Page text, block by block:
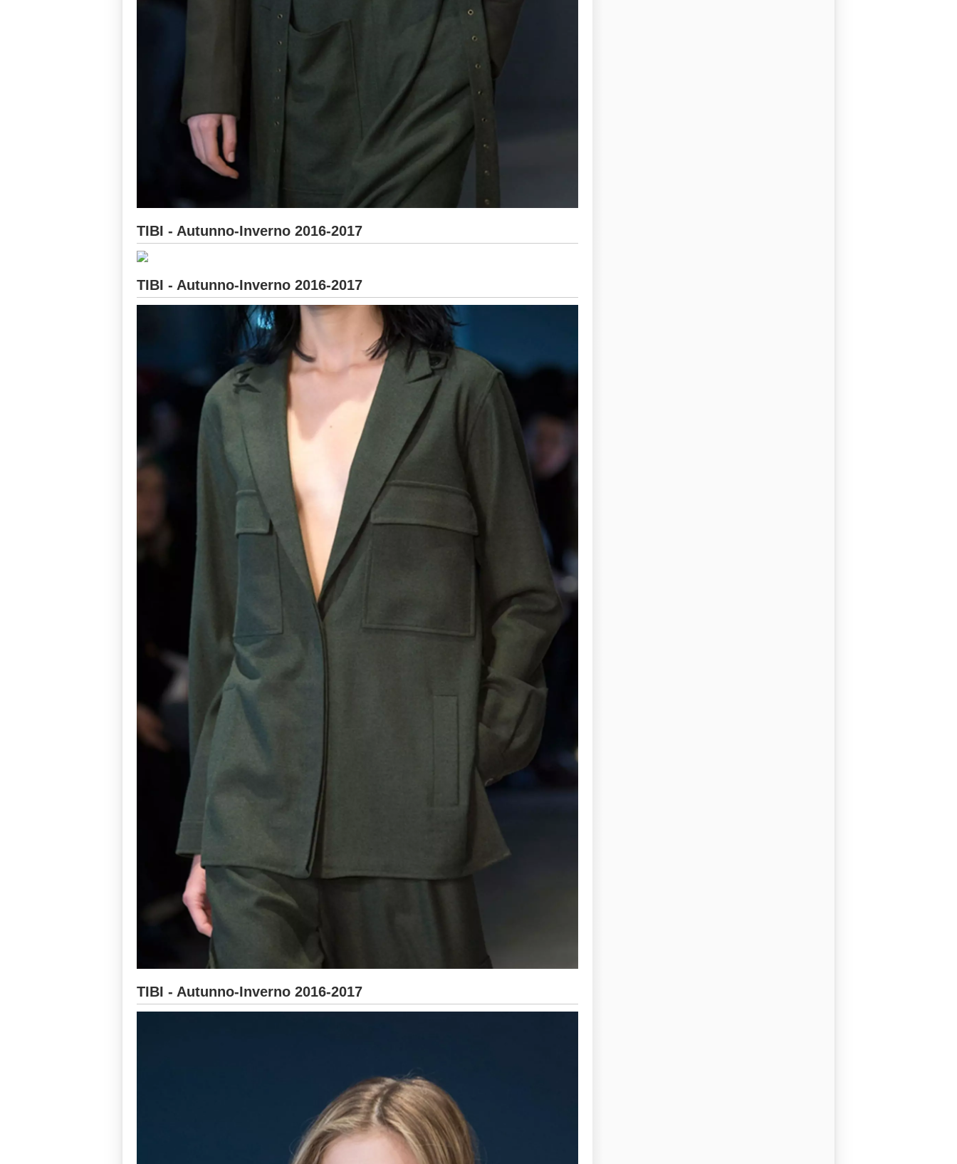
TIBI - Autunno-Inverno 2016-2017
TIBI - Autunno-Inverno 2016-2017
TIBI - Autunno-Inverno 2016-2017